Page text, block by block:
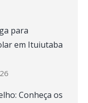
para
em Ituiutaba
Conheça os